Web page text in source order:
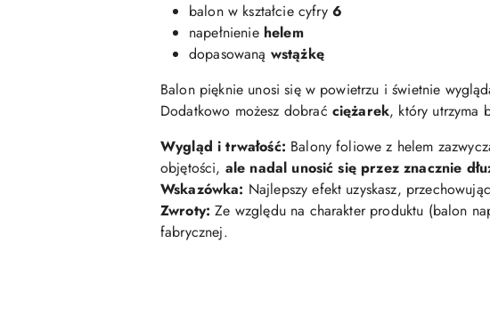
balon w kształcie cyfry6
napełnienie helem
dopasowaną wstążkę
Balon pięknie unosi się w powietrzu i świetnie
Dodatkowo możesz dobrać ciężarek, który utrzyma
Wygląd i trwałość: Balony foliowe z helem
objętości, ale nadal unosić się przez znacznie
Wskazówka: Najlepszy efekt uzyskasz,
Zwroty: Ze względu na charakter produktu (balon
fabrycznej.